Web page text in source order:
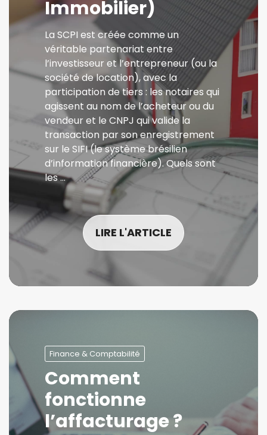
Immobilier)
La SCPI est créée comme un
véritable partenariat entre
l’investisseur et l’entrepreneur (ou la
société de location), avec la
participation de tiers : les notaires qui
agissent au nom de l’acheteur ou du
vendeur et le CNPJ qui valide la
transaction par son enregistrement
sur le SIFI (le système brésilien
d’information financière). Quels sont
les …
LIRE L'ARTICLE
Finance & Comptabilité
Comment
fonctionne
l’affacturage ?